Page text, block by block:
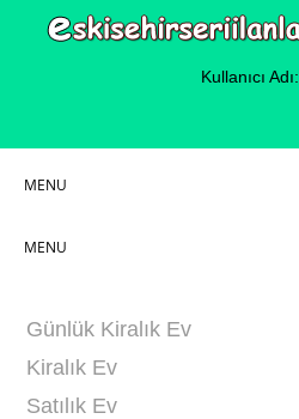
Kullanıcı Adı:
MENU
MENU
Günlük Kiralık Ev
Kiralık Ev
Satılık Ev